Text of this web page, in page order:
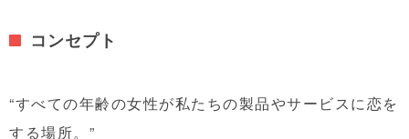
コンセプト
“すべての年齢の女性が私たちの製品やサービスに恋を
する場所。”